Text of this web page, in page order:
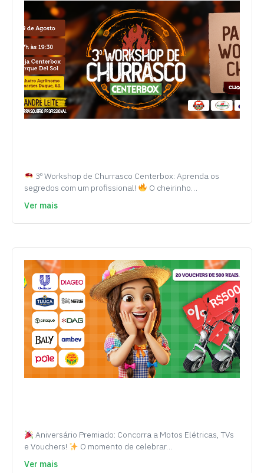
3º Workshop de Churrasco Centerbox: Aprenda os
segredos com um profissional!
O cheirinho…
Ver mais
Aniversário Premiado: Concorra a Motos Elétricas, TVs
e Vouchers!
O momento de celebrar…
Ver mais